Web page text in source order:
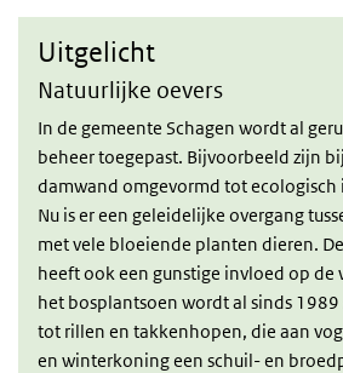
Uitgelicht
Natuurlijke oevers
In de gemeente Schagen wordt al
beheer toegepast. Bijvoorbeeld zijn
damwand omgevormd tot ecologisch
Nu is er een geleidelijke overgang
met vele bloeiende planten dieren.
heeft ook een gunstige invloed op de
het bosplantsoen wordt al sinds
tot rillen en takkenhopen, die aan
en winterkoning een schuil- en